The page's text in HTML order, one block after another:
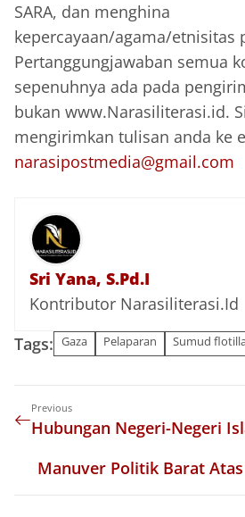
SARA, dan menghina
kepercayaan/agama/etnisitas
Pertanggungjawaban semua
sepenuhnya ada pada
bukan www.Narasiliterasi.id.
mengirimkan tulisan anda ke
narasipostmedia@gmail.com
Sri Yana, S.Pd.I
Kontributor Narasiliterasi.Id
Tags: Gaza Pelaparan Sumud
Previous
Hubungan Negeri-Negeri
Manuver Politik Barat